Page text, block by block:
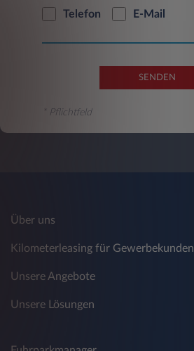
Telefon E-Mail
SENDEN
* Pflichtfeld
Über uns
Kilometerleasing für Gewerbekunden
Unsere Angebote
Unsere Lösungen